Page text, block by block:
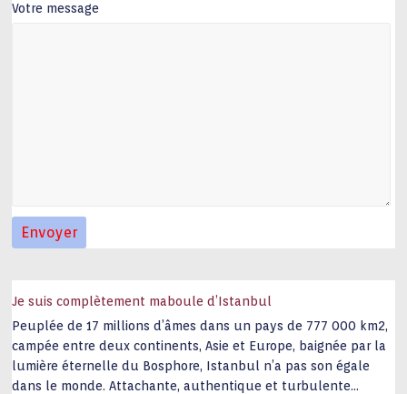
Votre message
Je suis complètement maboule d’Istanbul
Peuplée de 17 millions d’âmes dans un pays de 777 000 km2,
campée entre deux continents, Asie et Europe, baignée par la
lumière éternelle du Bosphore, Istanbul n’a pas son égale
dans le monde. Attachante, authentique et turbulente